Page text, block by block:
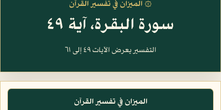
۞ الميزان في تفسير القرآن
سورة البقرة، آية ٤٩
التفسير يعرض الآيات ٤٩ إلى ٦١
الميزان في تفسير القرآن